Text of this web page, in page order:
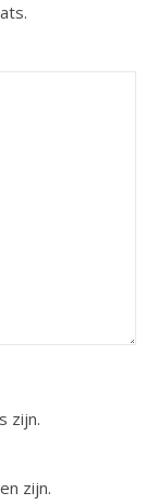
zijn.
zijn.